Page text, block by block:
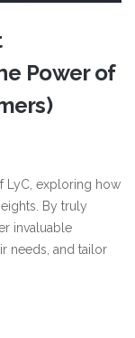
Power of
LyC, exploring how
By truly
invaluable
needs, and tailor